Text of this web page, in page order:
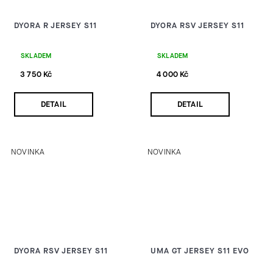
DYORA R JERSEY S11
SKLADEM
3 750 Kč
DETAIL
DYORA RSV JERSEY S11
SKLADEM
4 000 Kč
DETAIL
NOVINKA
DYORA RSV JERSEY S11
NOVINKA
UMA GT JERSEY S11 EVO